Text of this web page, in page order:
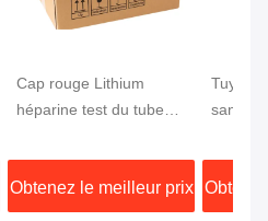
Cap rouge Lithium
héparine test du tube
rapide Activateur de
caillot Séparateur de gel
Obtenez le meilleur prix
Tuyau
sang à
de